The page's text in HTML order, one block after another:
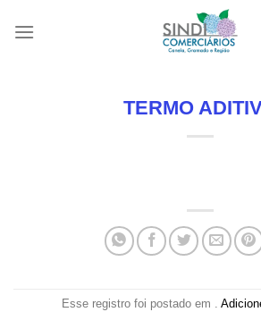
TERMO
Esse registro foi postado em .